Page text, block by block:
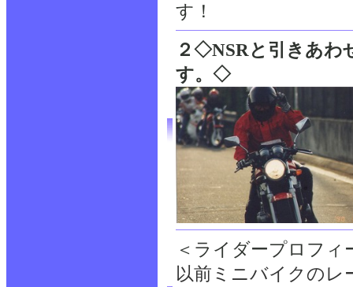
す！
２◇NSRと引きあ
す。◇
＜ライダープロフィ
以前ミニバイクの